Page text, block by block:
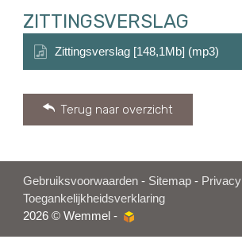
ZITTINGSVERSLAG
Zittingsverslag [148,1Mb] (mp3)
Terug naar overzicht
Gebruiksvoorwaarden - Sitemap - Privacy
Toegankelijkheidsverklaring
2026 © Wemmel -